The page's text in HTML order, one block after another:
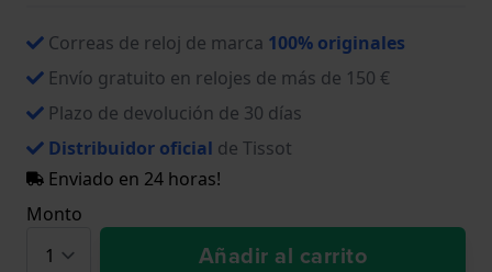
Correas de reloj de marca 100% originales
Envío gratuito en relojes de más de 150 €
Plazo de devolución de 30 días
Distribuidor oficial de Tissot
Enviado en 24 horas!
Monto
Añadir al carrito